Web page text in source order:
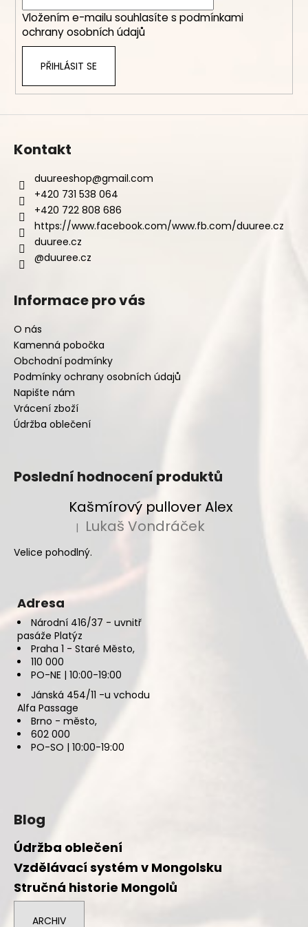
Vložením e-mailu souhlasíte s podmínkami
ochrany osobních údajů
PŘIHLÁSIT SE
Kontakt
duureeshop@gmail.com
+420 731 538 064
+420 722 808 686
https://www.facebook.com/www.fb.com/duuree.cz
duuree.cz
@duuree.cz
Informace pro vás
O nás
Kamenná pobočka
Obchodní podmínky
Podmínky ochrany osobních údajů
Napište nám
Vrácení zboží
Údržba oblečení
Poslední hodnocení produktů
Kašmírový pullover Alex
Hodnocení produktu je 5 z 5 hvězdiček.
| Lukaš Vondráček
Velice pohodlný.
Adresa
Národní 416/37 - uvnitř
pasáže Platýz
Praha 1 - Staré Město,
110 000
PO-NE | 10:00-19:00
Jánská 454/11 -u vchodu
Alfa Passage
Brno - město,
602 000
PO-SO | 10:00-19:00
Blog
Údržba oblečení
Vzdělávací systém v Mongolsku
Stručná historie Mongolů
ARCHIV